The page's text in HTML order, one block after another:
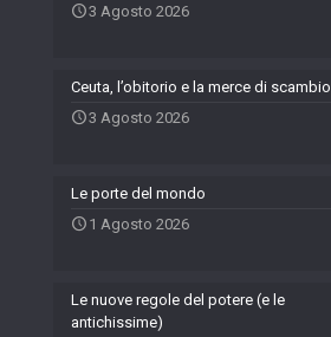
3 Agosto 2026
Ceuta, l’obitorio e la merce di scambio
3 Agosto 2026
Le porte del mondo
1 Agosto 2026
Le nuove regole del potere (e le
antichissime)